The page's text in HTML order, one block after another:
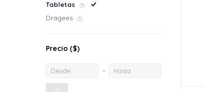
Tabletas (3)
Dragees (3)
Precio ($)